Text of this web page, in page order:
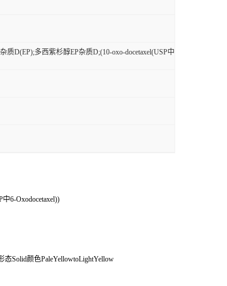
D(EP);多西紫杉醇EP杂质D;(10-oxo-docetaxel(USP中
6-Oxodocetaxel))
态Solid颜色PaleYellowtoLightYellow